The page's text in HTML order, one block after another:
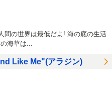
間の世界は最低だよ! 海の底の生活
海草は...
Like Me"(アラジン)